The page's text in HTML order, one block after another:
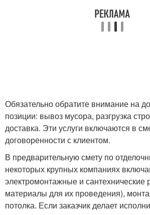
Обязательно обратите внимание на
позиции: вывоз мусора, разгрузка
доставка. Эти услуги включаются в
договоренности с клиентом.
В предварительную смету по
некоторых крупных компаниях
электромонтажные и сантехнические
материалы для их проведения),
потолка. Если заказчик делает